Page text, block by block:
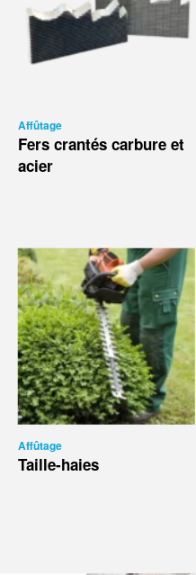
Affûtage
Fers crantés carbure et
acier
Affûtage
Taille-haies